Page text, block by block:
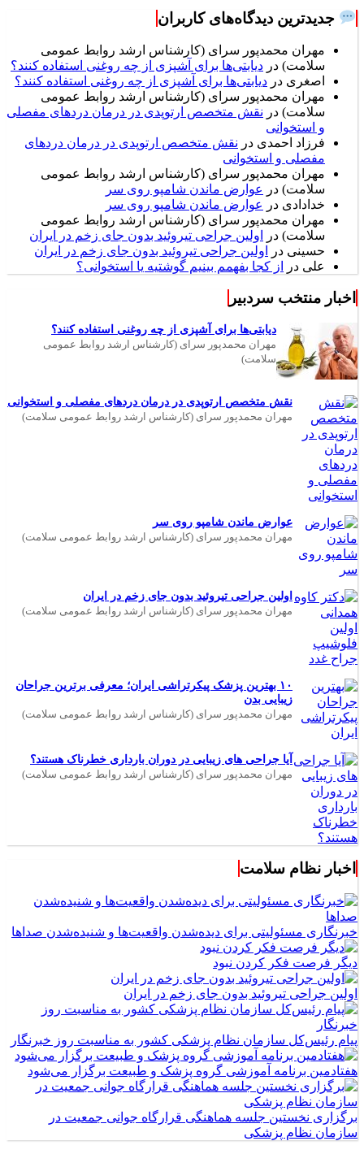
جدیدترین دیدگاه‌های کاربران
مهران محمدپور سرای (کارشناس ارشد روابط عمومی
سلامت) در دیابتی‌ها برای آشپزی از چه روغنی استفاده کنند؟
اصغری در دیابتی‌ها برای آشپزی از چه روغنی استفاده کنند؟
مهران محمدپور سرای (کارشناس ارشد روابط عمومی
سلامت) در نقش متخصص ارتوپدی در درمان دردهای مفصلی
و استخوانی
فرزاد احمدی در نقش متخصص ارتوپدی در درمان دردهای
مفصلی و استخوانی
مهران محمدپور سرای (کارشناس ارشد روابط عمومی
سلامت) در
عوارض ماندن شامپو روی سر
خدادادی در
عوارض ماندن شامپو روی سر
مهران محمدپور سرای (کارشناس ارشد روابط عمومی
سلامت) در
اولین جراحی تیروئید بدون جای زخم در ایران
حسینی در
اولین جراحی تیروئید بدون جای زخم در ایران
علی در از کجا بفهمم بینیم گوشتیه یا استخوانی؟
اخبار منتخب سردبیر
دیابتی‌ها برای آشپزی از چه روغنی استفاده کنند؟
مهران محمدپور سرای (کارشناس ارشد روابط عمومی
سلامت)
نقش متخصص ارتوپدی در درمان دردهای مفصلی و استخوانی
مهران محمدپور سرای (کارشناس ارشد روابط عمومی سلامت)
عوارض ماندن شامپو روی سر
مهران محمدپور سرای (کارشناس ارشد روابط عمومی سلامت)
اولین جراحی تیروئید بدون جای زخم در ایران
مهران محمدپور سرای (کارشناس ارشد روابط عمومی سلامت)
۱۰ بهترین پزشک پیکرتراشی ایران؛ معرفی برترین جراحان
زیبایی بدن
مهران محمدپور سرای (کارشناس ارشد روابط عمومی سلامت)
آیا جراحی های زیبایی در دوران بارداری خطرناک هستند؟
مهران محمدپور سرای (کارشناس ارشد روابط عمومی سلامت)
اخبار نظام سلامت
خبرنگاری مسئولیتی برای دیده‌شدن واقعیت‌ها و شنیده‌شدن صداها
دیگر فرصت فکر کردن نبود
اولین جراحی تیروئید بدون جای زخم در ایران
پیام رئیس‌کل سازمان نظام پزشکی کشور به مناسبت روز خبرنگار
هفتادمین برنامه آموزشی گروه پزشک و طبیعت برگزار می‌شود
برگزاری نخستین جلسه هماهنگی قرارگاه جوانی جمعیت در
سازمان نظام پزشکی